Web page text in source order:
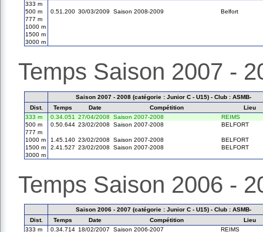
333 m
500 m
0.51.200 30/03/2009 Saison 2008-2009
Belfort
777 m
1000 m
1500 m
3000 m
Temps Saison 2007 -
Saison 2007 - 2008 (catégorie : Junior C - U15) - Club : ASMB-
Dist.
Temps Date Compétition
Lieu
333 m
0.34.051 27/04/2008 Saison 2007-2008
REIMS
500 m
0.50.644 23/02/2008 Saison 2007-2008
BELFORT
777 m
1000 m
1.45.140 23/02/2008 Saison 2007-2008
BELFORT
1500 m
2.41.527 23/02/2008 Saison 2007-2008
BELFORT
3000 m
Temps Saison 2006 -
Saison 2006 - 2007 (catégorie : Junior C - U15) - Club : ASMB-
Dist.
Temps Date Compétition
Lieu
333 m
0.34.714 18/02/2007 Saison 2006-2007 REIMS